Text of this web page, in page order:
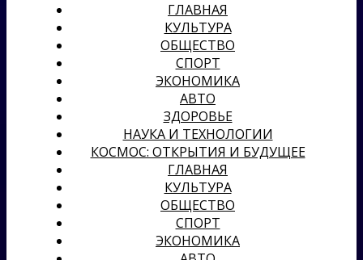
ГЛАВНАЯ
КУЛЬТУРА
ОБЩЕСТВО
СПОРТ
ЭКОНОМИКА
АВТО
ЗДОРОВЬЕ
НАУКА И ТЕХНОЛОГИИ
КОСМОС: ОТКРЫТИЯ И БУДУЩЕЕ
ГЛАВНАЯ
КУЛЬТУРА
ОБЩЕСТВО
СПОРТ
ЭКОНОМИКА